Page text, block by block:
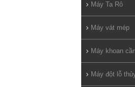
Máy Ta Rô
Máy vát mép
Máy khoan
Máy đột lỗ